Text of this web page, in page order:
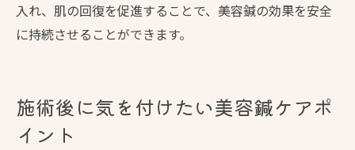
入れ、肌の回復を促進することで、美容鍼の効果を安全
に持続させることができます。
施術後に気を付けたい美容鍼ケアポ
イント